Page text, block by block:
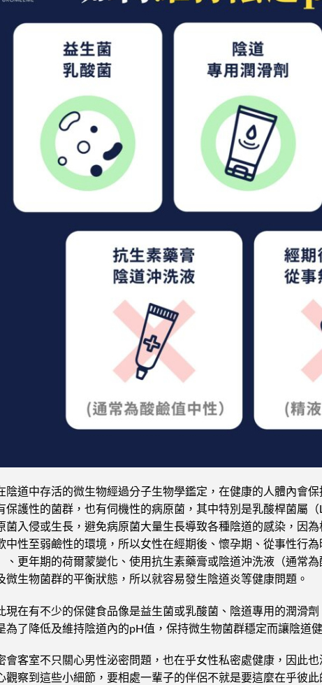
陰道中存活的微生物經過分子生物學鑑定，在健康的人體內會
保護性的菌群，也有伺機性的病原菌，其中特別是乳酸桿菌屬
菌入侵或生長，避免病原菌大量生長導致各種陰道的感染，因
中性至弱鹼性的環境，所以女性在經期後、懷孕期、從事性行
、更年期的荷爾蒙變化、使用抗生素藥膏或陰道沖洗液（通常
微生物菌群的平衡狀態，所以就容易發生陰道炎等健康問題。
現在有不少的保健食品像是益生菌或乳酸菌、陰道專用的潤滑
為了降低及維持陰道內的pH值，保持微生物菌群穩定而讓陰道健
會客室不只關心男性泌密問題，也在乎女性私密處健康，因此
觀察到這些小細節，要相處一輩子的伴侶不就是要這麼在乎彼